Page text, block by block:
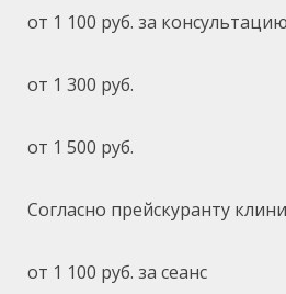
от 1 100 руб. за
от 1 300 руб.
от 1 500 руб.
Согласно прейскуранту
от 1 100 руб. за сеанс